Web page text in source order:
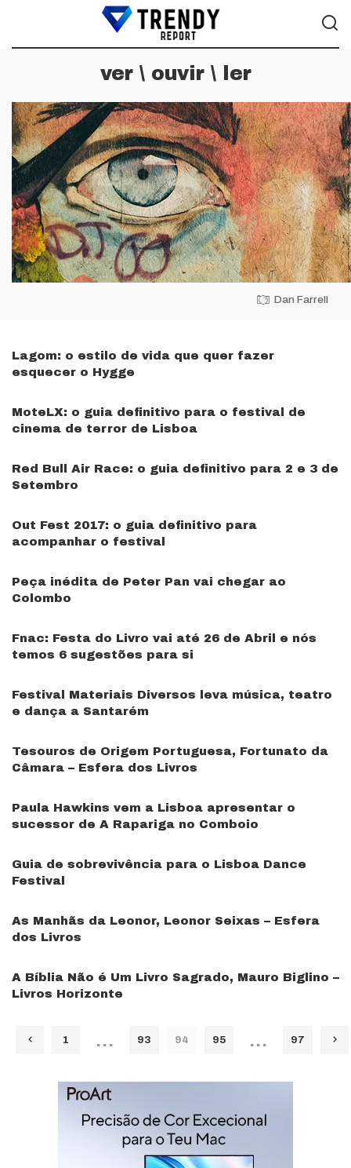
ver \ ouvir \ ler
Dan Farrell
Lagom: o estilo de vida que quer fazer
esquecer o Hygge
MoteLX: o guia definitivo para o festival de
cinema de terror de Lisboa
Red Bull Air Race: o guia definitivo para 2 e 3 de
Setembro
Out Fest 2017: o guia definitivo para
acompanhar o festival
Peça inédita de Peter Pan vai chegar ao
Colombo
Fnac: Festa do Livro vai até 26 de Abril e nós
temos 6 sugestões para si
Festival Materiais Diversos leva música, teatro
e dança a Santarém
Tesouros de Origem Portuguesa, Fortunato da
Câmara – Esfera dos Livros
Paula Hawkins vem a Lisboa apresentar o
sucessor de A Rapariga no Comboio
Guia de sobrevivência para o Lisboa Dance
Festival
As Manhãs da Leonor, Leonor Seixas – Esfera
dos Livros
A Bíblia Não é Um Livro Sagrado, Mauro Biglino –
Livros Horizonte
1 … 93 94 95 … 97